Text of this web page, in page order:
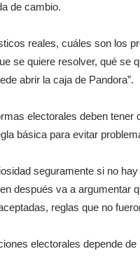
de cambio.
reales, cuáles son los
se quiere resolver, qué se
abrir la caja de Pandora”.
electorales deben
básica para evitar
seguramente si no
después va a argumentar
reglas que no
electorales depende